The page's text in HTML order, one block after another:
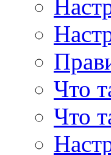
Что
Что